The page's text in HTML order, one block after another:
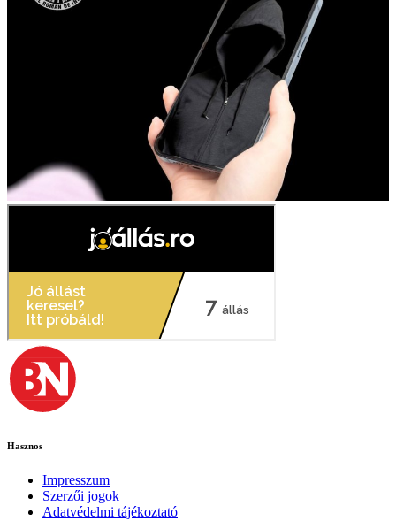
Hasznos
Impresszum
Szerzői jogok
Adatvédelmi tájékoztató